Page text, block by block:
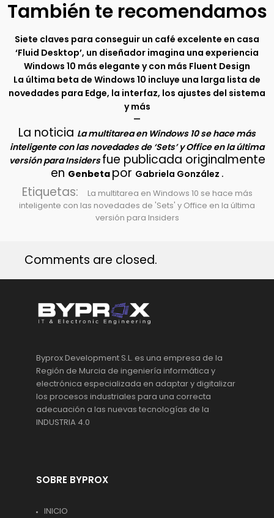
También te recomendamos
Siete claves para conseguir un café excelente en casa
‘Fluid Desktop’, un diseñador imagina una experiencia
Windows 10 más elegante y con más Fluent Design
La última beta de Windows 10 incluye una larga lista de
novedades para Edge, la interfaz, los ajustes del sistema
y más
–
La noticia La multitarea en Windows 10 se hace más
inteligente con las novedades de ‘Sets’ y Office en la última
versión para Insidersfue publicada originalmente
en Genbeta por Gabriela González .
Etiquetas:
La multitarea en Windows 10 se hace más
inteligente con las novedades de 'Sets' y Office en la última
versión para Insiders
Comments are closed.
Byprox Development S.L. es una empresa de la
Región de Murcia de ingeniería informática y
electrónica especializada en adaptar y digitalizar
los procesos industriales para una correcta
adecuación a las nuevas tecnologías de la
INDUSTRIA 4.0
SOBRE BYPROX
INICIO